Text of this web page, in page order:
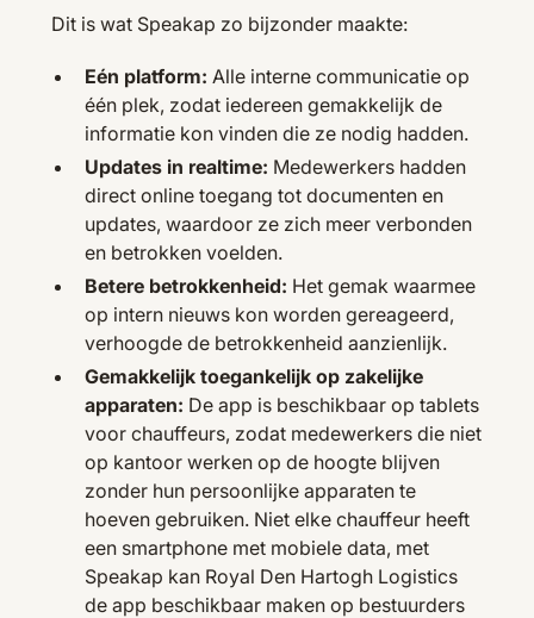
Dit is wat Speakap zo bijzonder maakte:
Eén platform: Alle interne communicatie op
één plek, zodat iedereen gemakkelijk de
informatie kon vinden die ze nodig hadden.
Updates in realtime: Medewerkers hadden
direct online toegang tot documenten en
updates, waardoor ze zich meer verbonden
en betrokken voelden.
Betere betrokkenheid: Het gemak waarmee
op intern nieuws kon worden gereageerd,
verhoogde de betrokkenheid aanzienlijk.
Gemakkelijk toegankelijk op zakelijke
apparaten: De app is beschikbaar op tablets
voor chauffeurs, zodat medewerkers die niet
op kantoor werken op de hoogte blijven
zonder hun persoonlijke apparaten te
hoeven gebruiken. Niet elke chauffeur heeft
een smartphone met mobiele data, met
Speakap kan Royal Den Hartogh Logistics
de app beschikbaar maken op bestuurders